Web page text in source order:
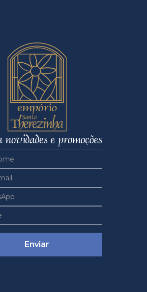
novidades e promoções